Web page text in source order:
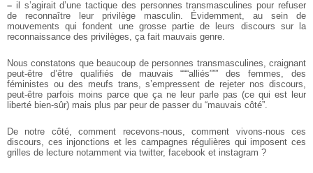
– il s’agirait d’une tactique des personnes transmasculines pour refuser
de reconnaître leur privilège masculin. Évidemment, au sein de
mouvements qui fondent une grosse partie de leurs discours sur la
reconnaissance des privilèges, ça fait mauvais genre.
Nous constatons que beaucoup de personnes transmasculines, craignant
peut-être d’être qualifiés de mauvais “““alliés””” des femmes, des
féministes ou des meufs trans, s’empressent de rejeter nos discours,
peut-être parfois moins parce que ça ne leur parle pas (ce qui est leur
liberté bien-sûr) mais plus par peur de passer du “mauvais côté”.
De notre côté, comment recevons-nous, comment vivons-nous ces
discours, ces injonctions et les campagnes régulières qui imposent ces
grilles de lecture notamment via twitter, facebook et instagram ?